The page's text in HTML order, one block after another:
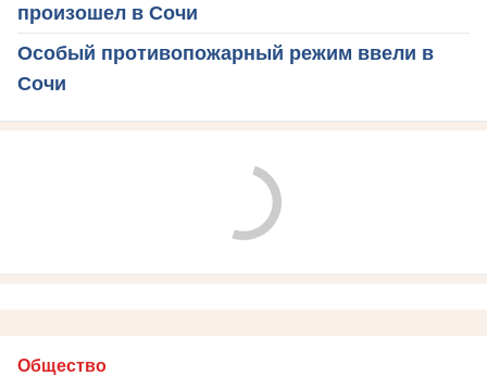
произошел в Сочи
Особый противопожарный режим ввели в
Сочи
Общество